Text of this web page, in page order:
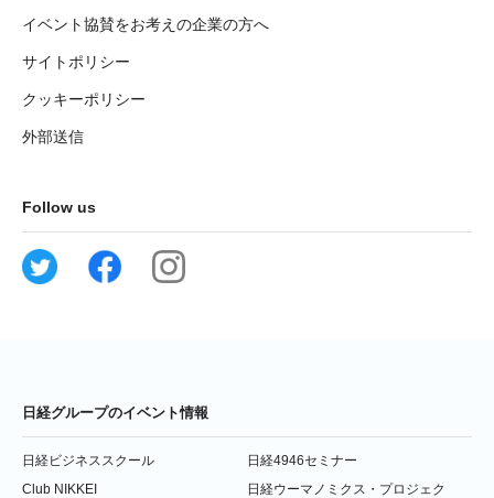
イベント協賛をお考えの企業の方へ
サイトポリシー
クッキーポリシー
外部送信
Follow us
日経グループのイベント情報
日経ビジネススクール
日経4946セミナー
Club NIKKEI
日経ウーマノミクス・プロジェク